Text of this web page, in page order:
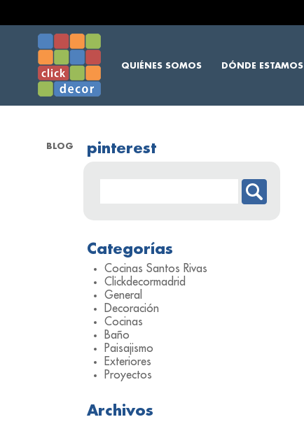
QUIÉNES SOMOS DÓNDE ESTAMOS
BLOG pinterest
Categorías
Cocinas Santos Rivas
Clickdecormadrid
General
Decoración
Cocinas
Baño
Paisajismo
Exteriores
Proyectos
Archivos